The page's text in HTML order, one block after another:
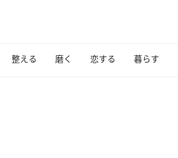
整える 磨く 恋する 暮らす